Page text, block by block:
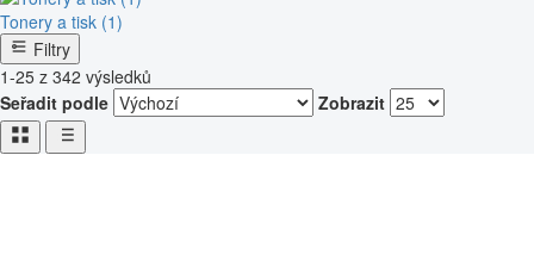
Tonery a tisk (1)
Filtry
1-25 z 342 výsledků
Seřadit podle
Zobrazit